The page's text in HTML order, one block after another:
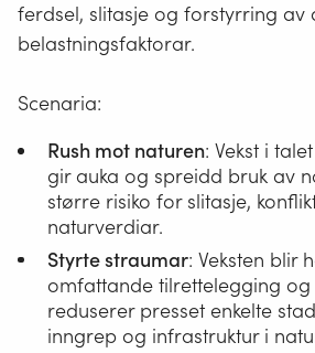
ferdsel, slitasje og forstyrring av
belastningsfaktorar.
Scenaria:
Rush mot naturen: Vekst i
gir auka og spreidd bruk av
større risiko for slitasje,
naturverdiar.
Styrte straumar: Veksten blir
omfattande tilrettelegging og
reduserer presset enkelte
inngrep og infrastruktur i